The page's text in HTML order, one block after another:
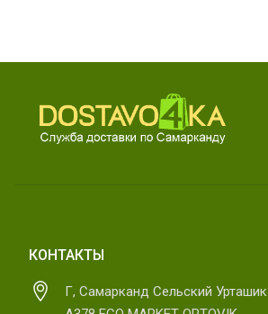
КОНТАКТЫ
Г, Самарканд Сельский Урташик